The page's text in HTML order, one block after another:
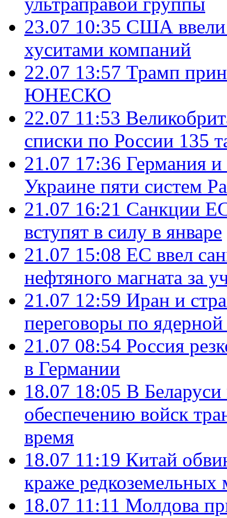
23.07 10:35 США ввели
хуситами компаний
22.07 13:57 Трамп
ЮНЕСКО
22.07 11:53
списки по России 135
21.07 17:36 Германия
Украине пяти систем
21.07 16:21 Санкции
вступят в силу в январе
21.07 15:08 ЕС ввел
нефтяного магната за
21.07 12:59 Иран и
переговоры по
21.07 08:54 Россия
в Германии
18.07 18:05 В
обеспечению войск
время
18.07 11:19 Китай
краже редкоземельных
18.07 11:11 Молдова